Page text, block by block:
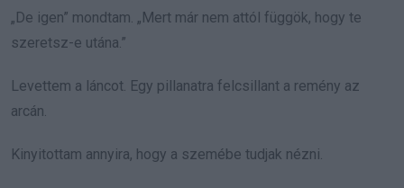
„De igen” mondtam. „Mert már nem attól függök, hogy te
szeretsz-e utána.”
Levettem a láncot. Egy pillanatra felcsillant a remény az
arcán.
Kinyitottam annyira, hogy a szemébe tudjak nézni.